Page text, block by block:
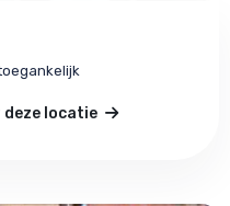
deze locatie